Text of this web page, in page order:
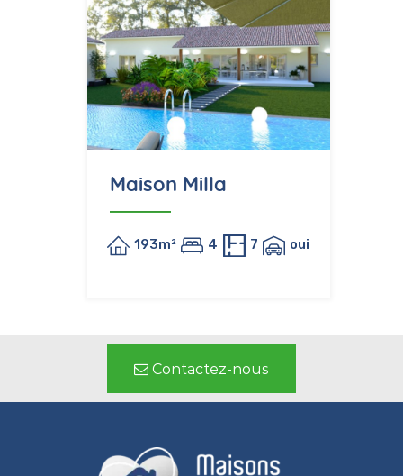
Maison Milla
193m² 4 7 oui
Contactez-nous